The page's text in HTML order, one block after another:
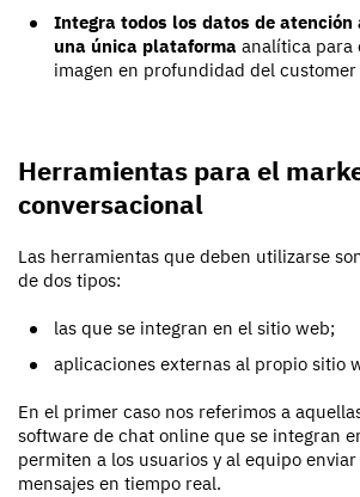
Integra todos los datos de atención
una única plataforma analítica para
imagen en profundidad del customer
Herramientas para el
conversacional
Las herramientas que deben utilizarse
de dos tipos:
las que se integran en el sitio web;
aplicaciones externas al propio sitio
En el primer caso nos referimos a
software de chat online que se integran
permiten a los usuarios y al equipo
mensajes en tiempo real.